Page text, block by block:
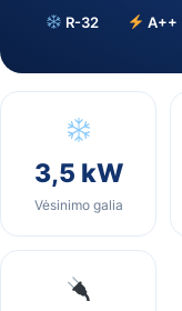
R-32 A++
3,5 kW
Vėsinimo galia